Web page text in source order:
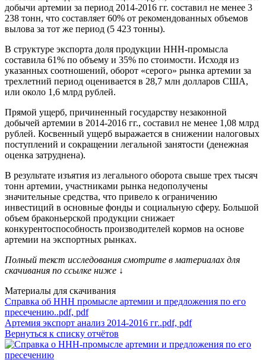
добычи артемии за период 2014-2016 гг. составил не менее 3
238 тонн, что составляет 60% от рекомендованных объемов
вылова за тот же период (5 423 тонны).
В структуре экспорта доля продукции ННН-промысла
составила 61% по объему и 35% по стоимости. Исходя из
указанных соотношений, оборот «серого» рынка артемии за
трехлетний период оценивается в 28,7 млн долларов США,
или около 1,6 млрд рублей.
Прямой ущерб, причиненный государству незаконной
добычей артемии в 2014-2016 гг., составил не менее 1,08 млрд
рублей. Косвенный ущерб выражается в снижении налоговых
поступлений и сокращении легальной занятости (денежная
оценка затруднена).
В результате изъятия из легального оборота свыше трех тысяч
тонн артемии, участниками рынка недополучены
значительные средства, что привело к ограничению
инвестиций в основные фонды и социальную сферу. Большой
объем браконьерской продукции снижает
конкурентоспособность производителей кормов на основе
артемии на экспортных рынках.
Полный текст исследования смотрите в материалах для
скачивания по ссылке ниже ↓
Материалы для скачивания
Справка об ННН промысле артемии и предложения по его
пресечению..pdf, pdf
Артемия экспорт анализ 2014-2016 гг..pdf, pdf
Вернуться к списку отчётов